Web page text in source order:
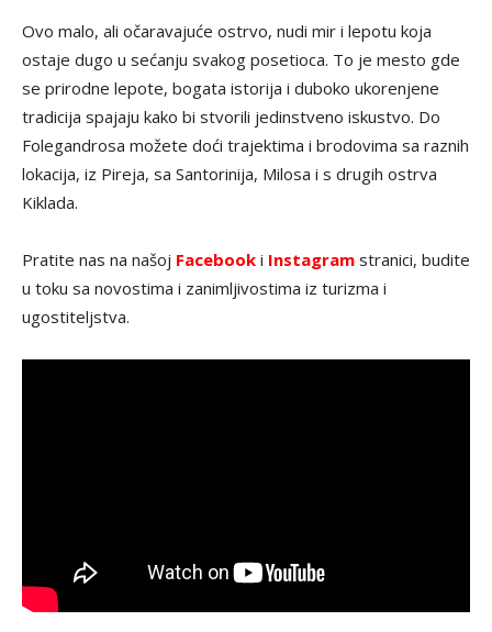
Ovo malo, ali očaravajuće ostrvo, nudi mir i lepotu koja
ostaje dugo u sećanju svakog posetioca. To je mesto gde
se prirodne lepote, bogata istorija i duboko ukorenjene
tradicija spajaju kako bi stvorili jedinstveno iskustvo. Do
Folegandrosa možete doći trajektima i brodovima sa raznih
lokacija, iz Pireja, sa Santorinija, Milosa i s drugih ostrva
Kiklada.
Pratite nas na našoj Facebook i Instagram stranici, budite
u toku sa novostima i zanimljivostima iz turizma i
ugostiteljstva.